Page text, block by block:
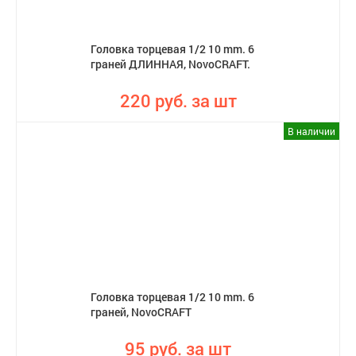
Головка торцевая 1/2 10 mm. 6
граней ДЛИННАЯ, NovoCRAFT.
220 руб. за шт
В наличии
Головка торцевая 1/2 10 mm. 6
граней, NovoCRAFT
95 руб. за шт